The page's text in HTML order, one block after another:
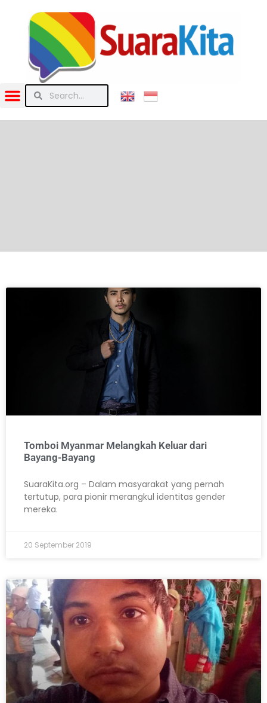
Tomboi Myanmar Melangkah Keluar dari
Bayang-Bayang
SuaraKita.org – Dalam masyarakat yang pernah
tertutup, para pionir merangkul identitas gender
mereka.
20 September 2019